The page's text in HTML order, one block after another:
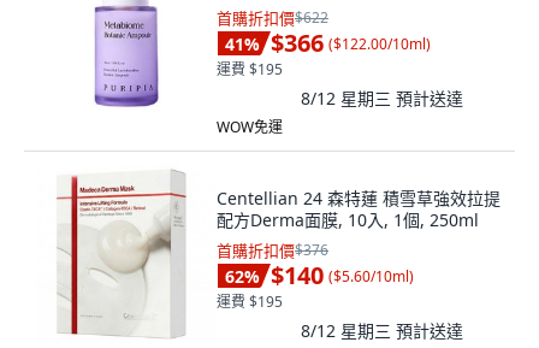
首購折扣價$622
41% $366 ($122.00/10ml)
運費 $195
8/12 星期三 預計送達
WOW免運
Centellian 24 森特蓮 積雪草強效拉提
配方Derma面膜, 10入, 1個, 250ml
首購折扣價$376
62% $140 ($5.60/10ml)
運費 $195
8/12 星期三 預計送達